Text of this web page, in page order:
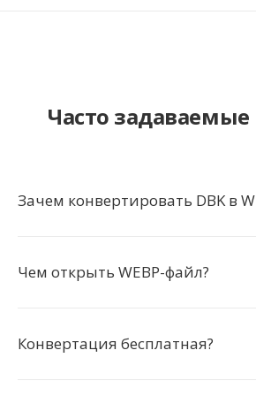
Часто
Зачем конвертировать DBK в
Чем открыть WEBP-файл?
Конвертация бесплатная?